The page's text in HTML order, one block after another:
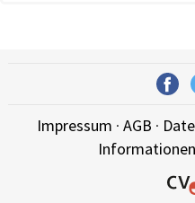
Impressum · AGB ·